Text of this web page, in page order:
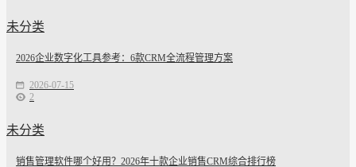
未分类
2026企业数字化工具参考：6款CRM全流程管理方案
2026-07-15
2
未分类
销售管理软件哪个好用？2026年十款企业销售CRM综合排行榜